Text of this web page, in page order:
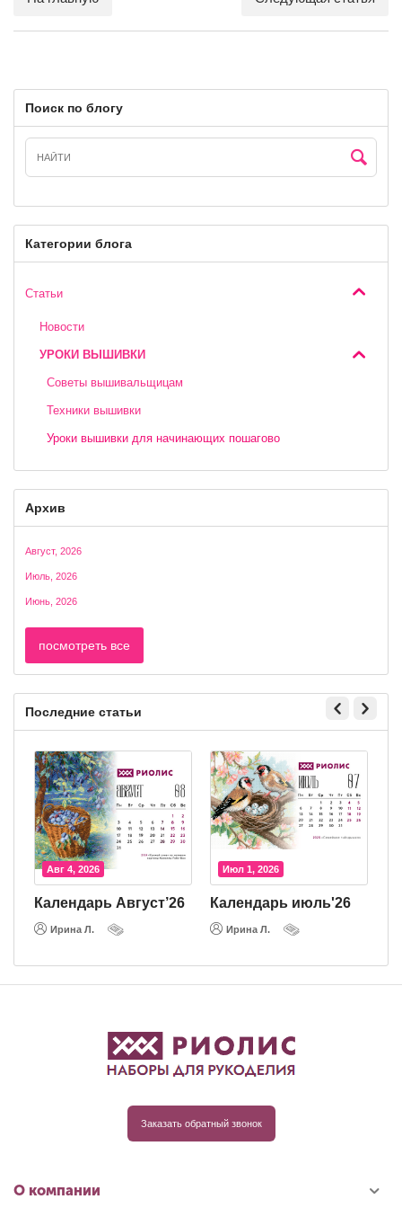
Поиск по блогу
Категории блога
Статьи
Новости
УРОКИ ВЫШИВКИ
Cоветы вышивальщицам
Техники вышивки
Уроки вышивки для начинающих пошагово
Архив
Август, 2026
Июль, 2026
Июнь, 2026
посмотреть все
Последние статьи
Июл 1, 2026
Календарь июль'26
Ирина Л.
Июнь 3, 2026
Календарь июнь'26
Ирина Л.
Заказать обратный звонок
О компании